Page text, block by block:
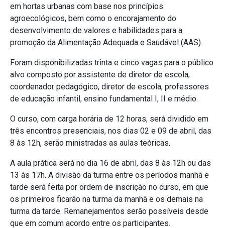
em hortas urbanas com base nos princípios
agroecológicos, bem como o encorajamento do
desenvolvimento de valores e habilidades para a
promoção da Alimentação Adequada e Saudável (AAS).
Foram disponibilizadas trinta e cinco vagas para o público
alvo composto por assistente de diretor de escola,
coordenador pedagógico, diretor de escola, professores
de educação infantil, ensino fundamental I, II e médio.
O curso, com carga horária de 12 horas, será dividido em
três encontros presenciais, nos dias 02 e 09 de abril, das
8 às 12h, serão ministradas as aulas teóricas.
A aula prática será no dia 16 de abril, das 8 às 12h ou das
13 às 17h. A divisão da turma entre os períodos manhã e
tarde será feita por ordem de inscrição no curso, em que
os primeiros ficarão na turma da manhã e os demais na
turma da tarde. Remanejamentos serão possíveis desde
que em comum acordo entre os participantes.